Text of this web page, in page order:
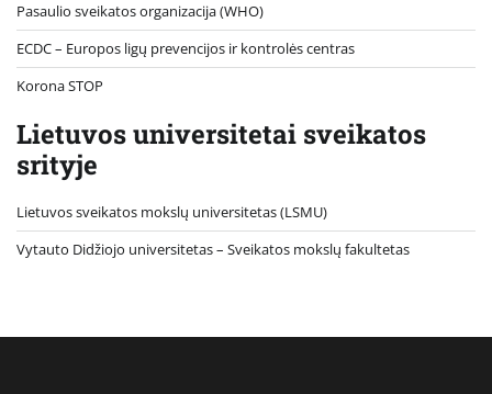
Pasaulio sveikatos organizacija (WHO)
ECDC – Europos ligų prevencijos ir kontrolės centras
Korona STOP
Lietuvos universitetai sveikatos
srityje
Lietuvos sveikatos mokslų universitetas (LSMU)
Vytauto Didžiojo universitetas– Sveikatos mokslų fakultetas